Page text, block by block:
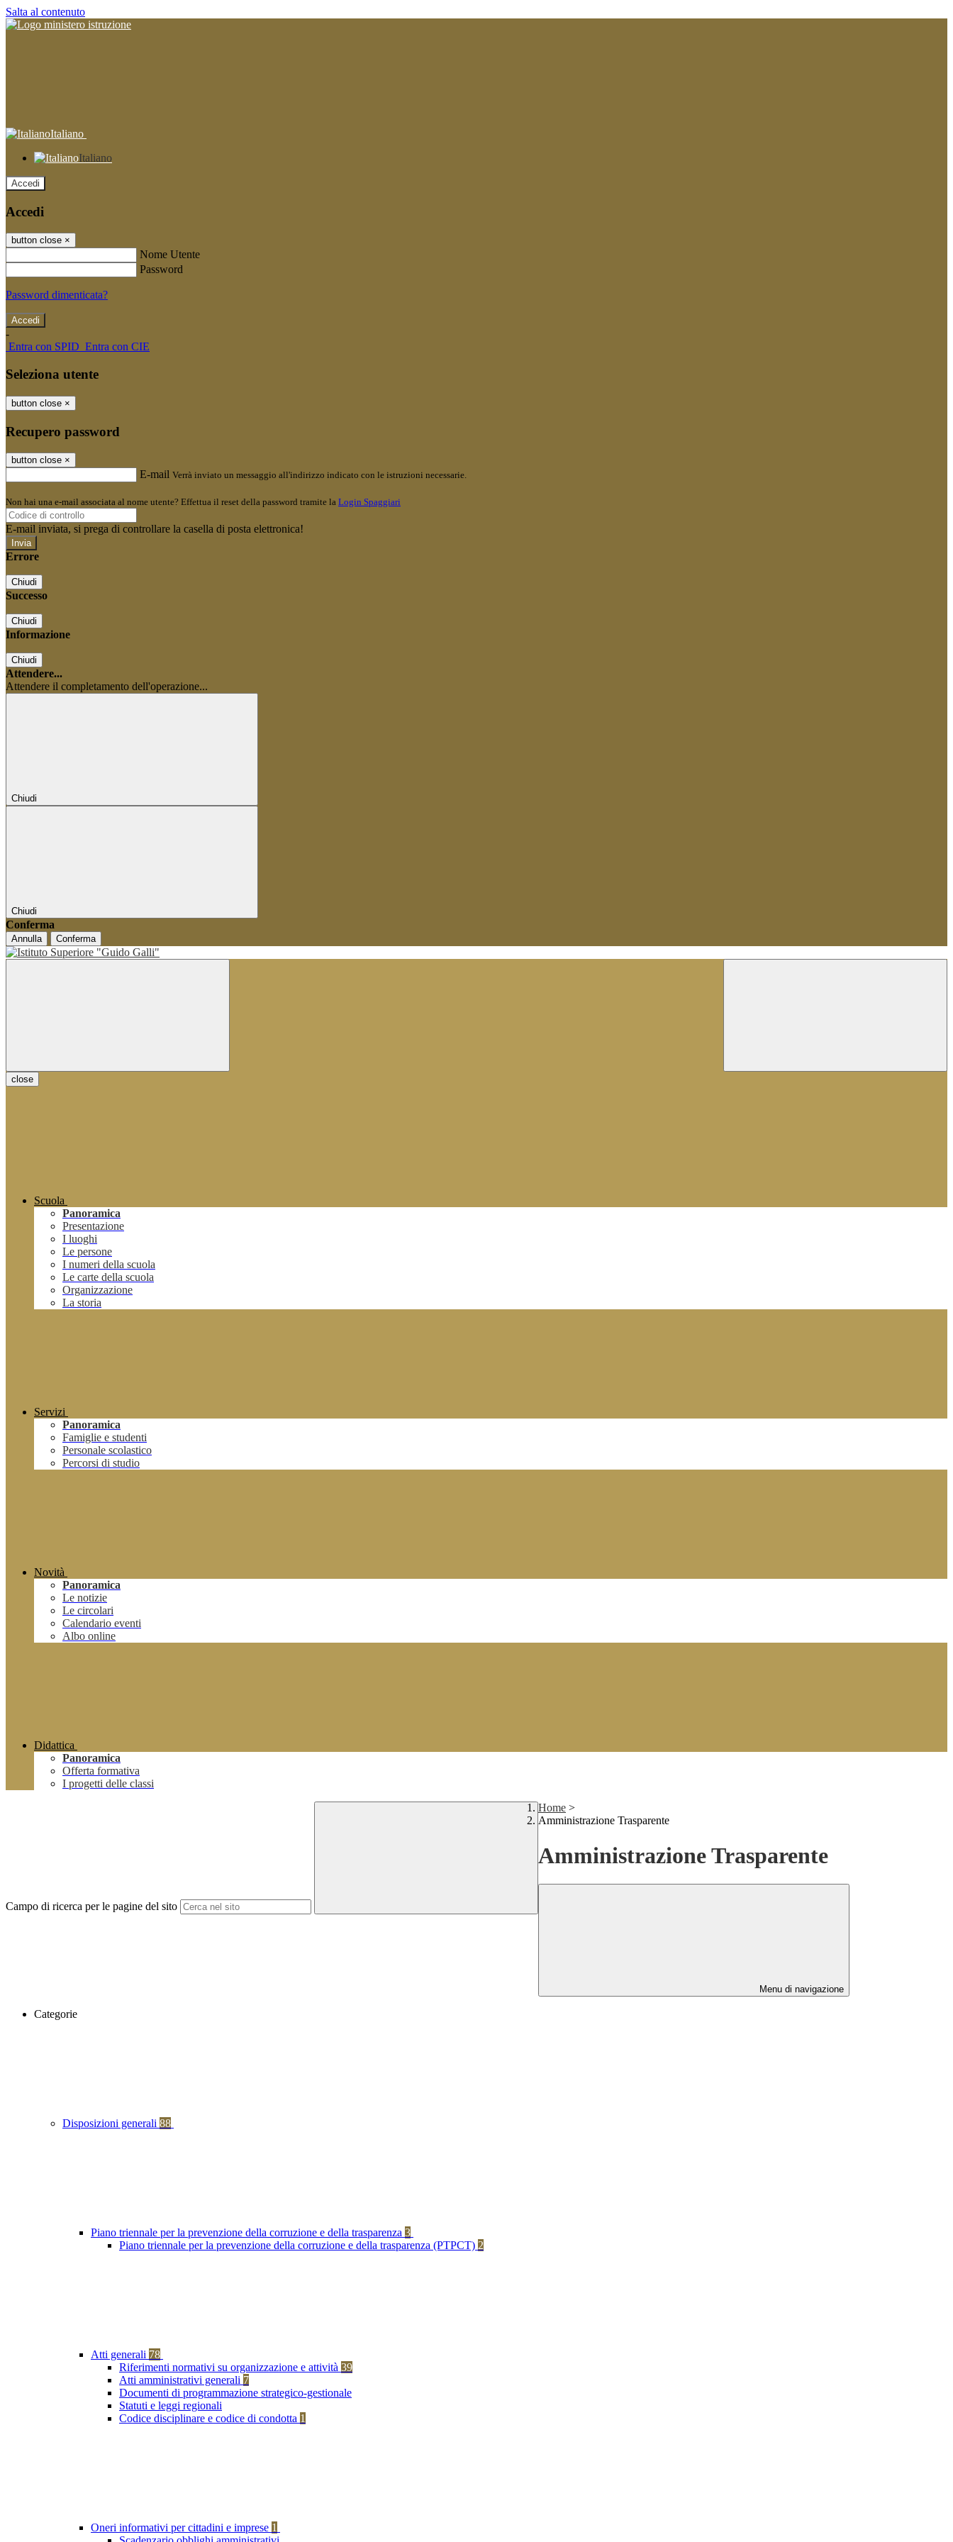
Salta al contenuto
Italiano
Italiano
Accedi
Accedi
button close ×
Nome Utente
Password
Password dimenticata?
-
Entra con SPID Entra con CIE
Seleziona utente
button close ×
Recupero password
button close ×
E-mail Verrà inviato un messaggio all'indirizzo indicato con le istruzioni necessarie.
Non hai una e-mail associata al nome utente? Effettua il reset della password tramite la Login Spaggiari
E-mail inviata, si prega di controllare la casella di posta elettronica!
Errore
Chiudi
Successo
Chiudi
Informazione
Chiudi
Attendere...
Attendere il completamento dell'operazione...
Chiudi
Chiudi
Conferma
Annulla Conferma
close
Scuola
Panoramica
Presentazione
I luoghi
Le persone
I numeri della scuola
Le carte della scuola
Organizzazione
La storia
Servizi
Panoramica
Famiglie e studenti
Personale scolastico
Percorsi di studio
Novità
Panoramica
Le notizie
Le circolari
Calendario eventi
Albo online
Didattica
Panoramica
Offerta formativa
I progetti delle classi
Campo di ricerca per le pagine del sito
Home >
Amministrazione Trasparente
Amministrazione Trasparente
Menu di navigazione
Categorie
Disposizioni generali 88
Piano triennale per la prevenzione della corruzione e della trasparenza 3
Piano triennale per la prevenzione della corruzione e della trasparenza (PTPCT) 2
Atti generali 78
Riferimenti normativi su organizzazione e attività 39
Atti amministrativi generali 7
Documenti di programmazione strategico-gestionale
Statuti e leggi regionali
Codice disciplinare e codice di condotta 1
Oneri informativi per cittadini e imprese 1